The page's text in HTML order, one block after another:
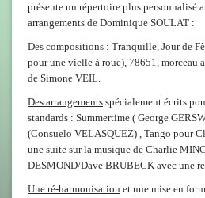
présente un répertoire plus personnalisé
arrangements de Dominique SOULAT :
Des compositions : Tranquille, Jour de
pour une vielle à roue), 78651, morceau
de Simone VEIL.
Des arrangements spécialement écrits
standards : Summertime ( George
(Consuelo VELASQUEZ) , Tango pour
une suite sur la musique de Charlie
DESMOND/Dave BRUBECK avec une
Une ré-harmonisation et une mise en